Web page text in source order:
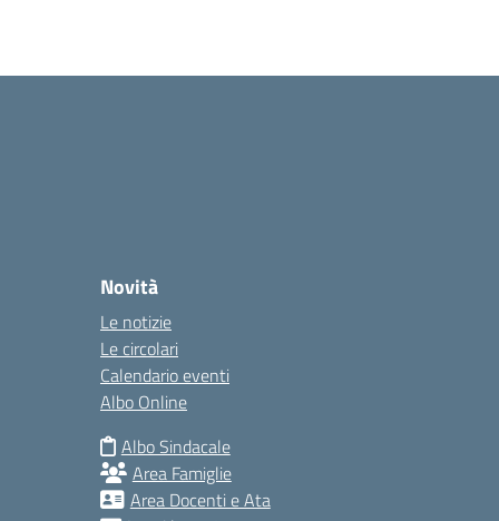
Novità
Le notizie
Le circolari
Calendario eventi
Albo Online
Albo Sindacale
Area Famiglie
Area Docenti e Ata